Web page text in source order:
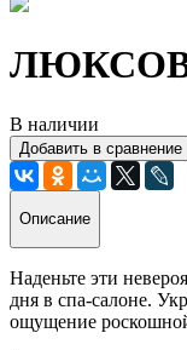
В наличии
Добавить в сравнение
Описание
Наденьте эти
дня в спа-салоне.
ощущение